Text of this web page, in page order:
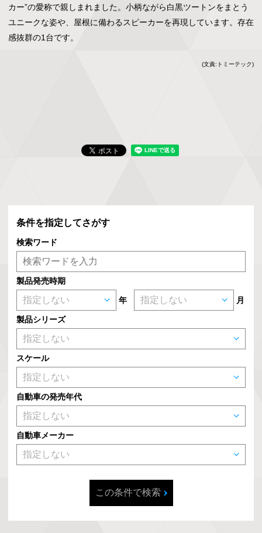
カー”の愛称で親しまれました。小柄ながら白黒ツートンをまとう
ユニークな姿や、屋根に備わるスピーカーを再現しています。存在
感抜群の1台です。
(文責:トミーテック)
条件を指定してさがす
検索ワード
製品発売時期
年 月
製品シリーズ
スケール
自動車の発売年代
自動車メーカー
この条件で検索